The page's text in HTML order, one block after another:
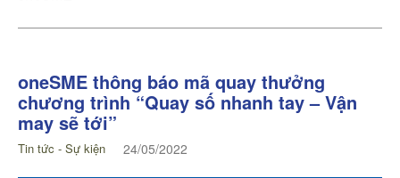
oneSME thông báo mã quay thưởng
chương trình “Quay số nhanh tay – Vận
may sẽ tới”
Tin tức - Sự kiện 24/05/2022